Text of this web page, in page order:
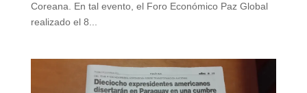
Coreana. En tal evento, el Foro Económico Paz Global
realizado el 8...